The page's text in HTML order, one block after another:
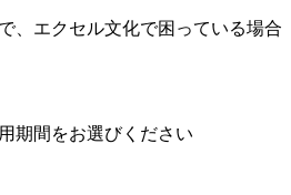
、エクセル文化で困っている場合
期間をお選びください